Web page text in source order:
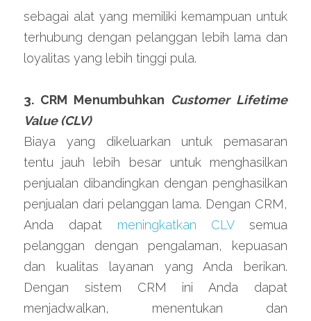
sebagai alat yang memiliki kemampuan untuk
terhubung dengan pelanggan lebih lama dan
loyalitas yang lebih tinggi pula.
3. CRM Menumbuhkan Customer Lifetime
Value (CLV)
Biaya yang dikeluarkan untuk pemasaran
tentu jauh lebih besar untuk menghasilkan
penjualan dibandingkan dengan penghasilkan
penjualan dari pelanggan lama. Dengan CRM,
Anda dapat meningkatkan CLV semua
pelanggan dengan pengalaman, kepuasan
dan kualitas layanan yang Anda berikan.
Dengan sistem CRM ini Anda dapat
menjadwalkan, menentukan dan